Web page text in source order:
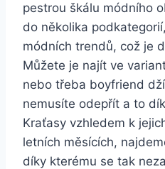
pestrou škálu módního
do několika
módních trendů, což je
Můžete je najít ve
nebo třeba boyfriend
nemusíte odepřít a to
Kraťasy vzhledem k
letních měsících,
díky kterému se tak